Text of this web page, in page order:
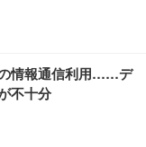
ェア 疲れない テレ
ー付き 高反発クッシ
ゲーミング/勉強/事
ホワイト)
クチェア 肘なし メ
インチ 液晶モニタ
】GRAPHT THE S
ク) 【Amazon.co.jp
超厚型 お徳用 レギ
の情報通信利用……デ
不十分